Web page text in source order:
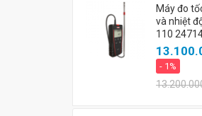
Máy đo
và nhiệt
110
- 1%